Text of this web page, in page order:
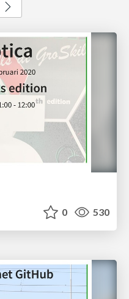
0 530